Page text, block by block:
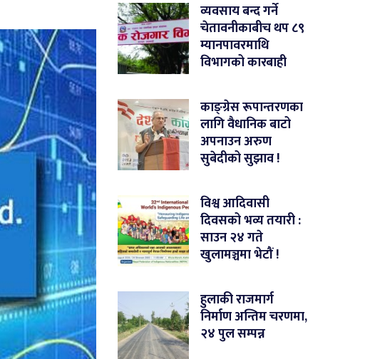
व्यवसाय बन्द गर्ने
चेतावनीकाबीच थप ८९
म्यानपावरमाथि
विभागको कारबाही
काङ्ग्रेस रूपान्तरणका
लागि वैधानिक बाटो
अपनाउन अरुण
सुबेदीको सुझाव !
विश्व आदिवासी
दिवसको भव्य तयारी :
साउन २४ गते
खुलामञ्चमा भेटौं !
हुलाकी राजमार्ग
निर्माण अन्तिम चरणमा,
२४ पुल सम्पन्न